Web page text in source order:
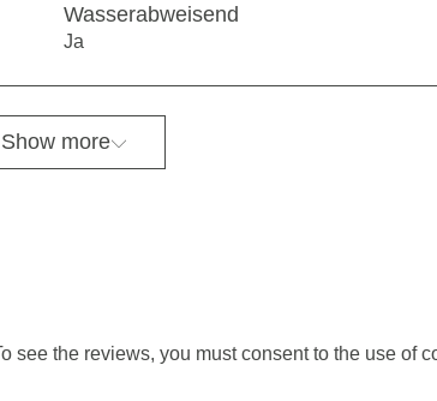
Wasserabweisend
Ja
Show more
see the reviews, you must consent to the use of